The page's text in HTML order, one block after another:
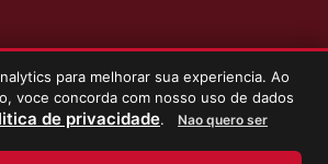
para melhorar sua experiencia. Ao
voce concorda com nosso uso de dados
de privacidade.
Nao quero ser